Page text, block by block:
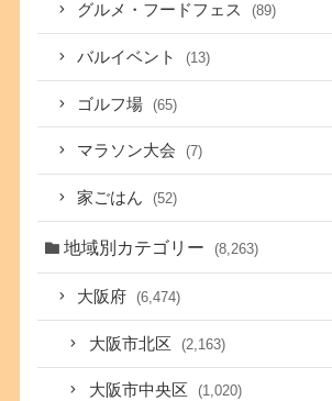
グルメ・フードフェス (89)
バルイベント (13)
ゴルフ場 (65)
マラソン大会 (7)
家ごはん (52)
地域別カテゴリー (8,263)
大阪府 (6,474)
大阪市北区 (2,163)
大阪市中央区 (1,020)